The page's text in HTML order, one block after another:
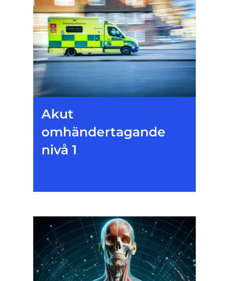
Akut
omhändertagande
nivå 1